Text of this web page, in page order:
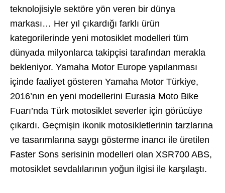
teknolojisiyle sektöre yön veren bir dünya
markası… Her yıl çıkardığı farklı ürün
kategorilerinde yeni motosiklet modelleri tüm
dünyada milyonlarca takipçisi tarafından merakla
bekleniyor. Yamaha Motor Europe yapılanması
içinde faaliyet gösteren Yamaha Motor Türkiye,
2016’nın en yeni modellerini Eurasia Moto Bike
Fuarı’nda Türk motosiklet severler için görücüye
çıkardı. Geçmişin ikonik motosikletlerinin tarzlarına
ve tasarımlarına saygı gösterme inancı ile üretilen
Faster Sons serisinin modelleri olan XSR700 ABS,
motosiklet sevdalılarının yoğun ilgisi ile karşılaştı.